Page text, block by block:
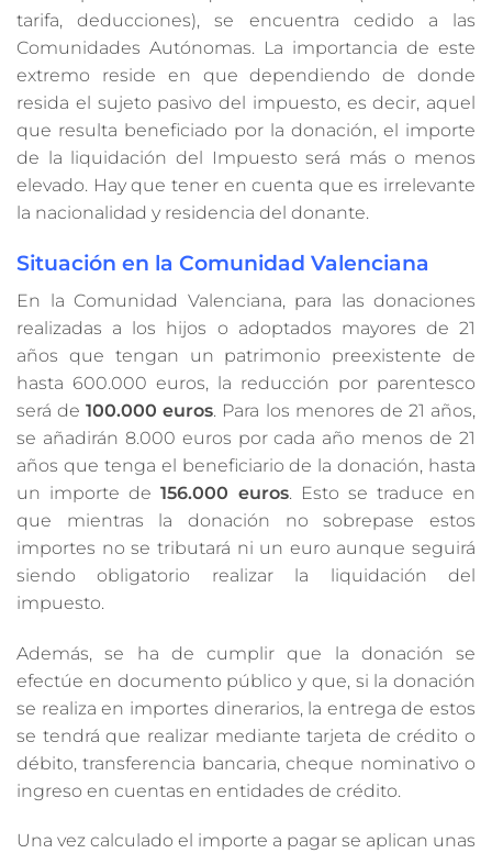
tarifa, deducciones), se encuentra cedido a las
Comunidades Autónomas. La importancia de este
extremo reside en que dependiendo de donde
resida el sujeto pasivo del impuesto, es decir, aquel
que resulta beneficiado por la donación, el importe
de la liquidación del Impuesto será más o menos
elevado. Hay que tener en cuenta que es irrelevante
la nacionalidad y residencia del donante.
Situación en la Comunidad Valenciana
En la Comunidad Valenciana, para las donaciones
realizadas a los hijos o adoptados mayores de 21
años que tengan un patrimonio preexistente de
hasta 600.000 euros, la reducción por parentesco
será de100.000 euros. Para los menores de 21 años,
se añadirán 8.000 euros por cada año menos de 21
años que tenga el beneficiario de la donación, hasta
un importe de156.000 euros. Esto se traduce en
que mientras la donación no sobrepase estos
importes no se tributará ni un euro aunque seguirá
siendo obligatorio realizar la liquidación del
impuesto.
Además, se ha de cumplir que la donación se
efectúe en documento público y que, si la donación
se realiza en importes dinerarios, la entrega de estos
se tendrá que realizar mediante tarjeta de crédito o
débito, transferencia bancaria, cheque nominativo o
ingreso en cuentas en entidades de crédito.
Una vez calculado el importe a pagar se aplican unas